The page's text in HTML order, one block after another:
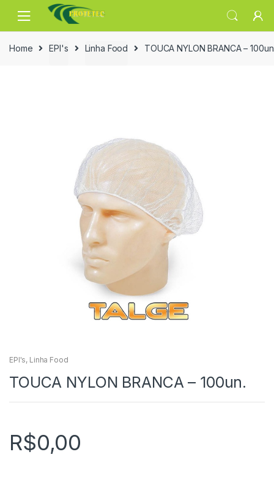
navigation
content
Home
EPI's Linha Food TOUCA NYLON BRANCA –
EPI's, Linha Food
TOUCA NYLON BRANCA – 100un.
R$0,00